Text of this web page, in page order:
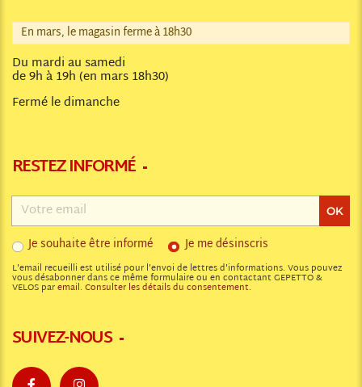
En mars, le magasin ferme à 18h30
Du mardi au samedi
de 9h à 19h (en mars 18h30)
Fermé le dimanche
RESTEZ INFORMÉ
Adresse
email OK
Je souhaite être informé Je me désinscris
L'email recueilli est utilisé pour l'envoi de lettres d'informations. Vous pouvez
vous désabonner dans ce même formulaire ou en contactant GEPETTO &
VELOS paremail. Consulter les détails du consentement.
SUIVEZ-NOUS